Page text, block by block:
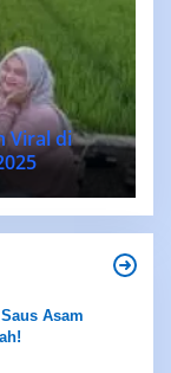
Viral di
Asam